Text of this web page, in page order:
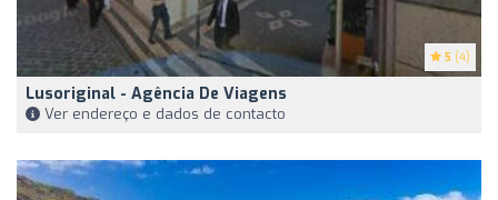
5 (4)
Lusoriginal - Agência De Viagens
Ver endereço e dados de contacto